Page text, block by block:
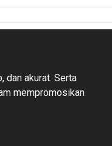
dan akurat. Serta
mempromosikan